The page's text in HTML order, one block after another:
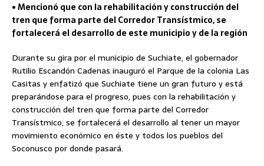
• Mencionó que con la rehabilitación y construcción del
tren que forma parte del Corredor Transístmico, se
fortalecerá el desarrollo de este municipio y de la región
Durante su gira por el municipio de Suchiate, el gobernador
Rutilio Escandón Cadenas inauguró el Parque de la colonia Las
Casitas y enfatizó que Suchiate tiene un gran futuro y está
preparándose para el progreso, pues con la rehabilitación y
construcción del tren que forma parte del Corredor
Transístmico, se fortalecerá el desarrollo al tener un mayor
movimiento económico en éste y todos los pueblos del
Soconusco por donde pasará.